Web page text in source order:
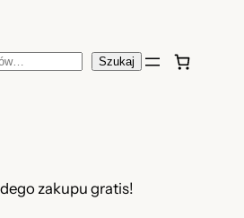
Szukaj
zakupu gratis!